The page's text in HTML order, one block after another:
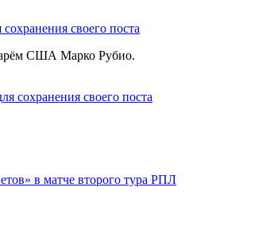
своего поста
США Марко Рубио.
в матче второго тура РПЛ